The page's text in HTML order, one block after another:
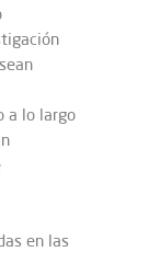
a lo largo
en las